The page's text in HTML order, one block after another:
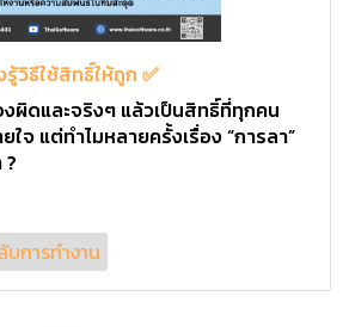
วิธีใช้สิทธิ์ให้ถูก ✅
งผิดและจริงๆ แล้วเป็นสิทธิ์ที่ทุกคน
ใจ แต่ทำไมหลายครั้งเรื่อง “การลา”
บการทำงาน